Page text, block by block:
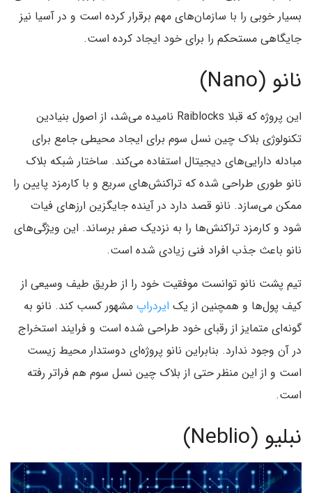
بسیار خوبی را با سازمان‌های مهم برقرار کرده است و در آسیا نیز
جایگاهی مستحکم را برای خود ایجاد کرده است.
نانو (Nano)
این پروژه که قبلا Raiblocks نامیده می‌شد، از اصول بنیادین
تکنولوژی بلاک چین نسل سوم برای ایجاد محیطی جامع برای
مبادله دارایی‌های دیجیتال استفاده می‌کند. ساختار شبکه بلاک
نانو طوری طراحی شده که تراکنش‌های سریع و با کارمزد پایین را
ممکن می‌سازد. نانو قصد دارد در آینده جایگزین ارز‌های فیات
شود و کارمزد تراکنش‌ها را به نزدیک صفر برساند. این ویژگی‌های
نانو باعث جذب افراد فنی زیادی شده است.
تیم پشت نانو توانست موفقیت خود را از طریق طیف وسیعی از
کیف پول‌ها و همچنین از یک ایردراپ مشهور کسب کند. نانو به
گونه‌ای متمایز از رقبای خود طراحی شده است و فرایند استخراج
در آن وجود ندارد. بنابراین نانو پروژه‌ای دوستدار محیط زیست
است و از این منظر حتی از بلاک چین نسل سوم هم فرا‌تر رفته
است.
نبلیو (Neblio)